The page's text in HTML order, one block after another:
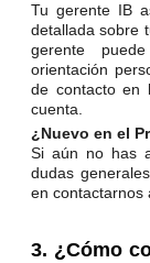
Tu gerente IB
detallada sobre
gerente
orientación
de contacto en
cuenta.
¿Nuevo en el
Si aún no has
dudas
en contactarnos
3. ¿Cómo